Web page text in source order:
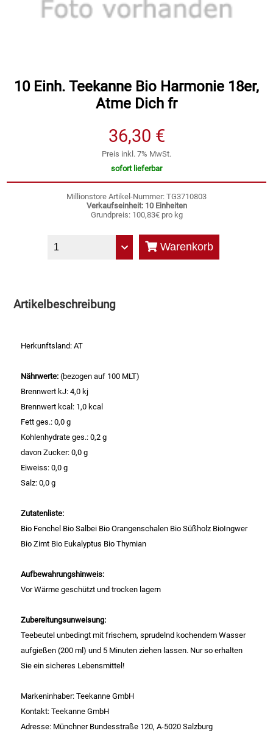
Speichermedien und Rohlinge
Zubehör
Bunte Palette
Cateringzubehör
Einwegartikel / Trinkhalme
Essig
Fruchtsaft
Frühstück / Cerealien
Frühstück / süße Aufstriche
Garnierung
Garten
Gemüsekonserven
Geschirrreiniger
Haushaltshelfer
10 Einh. Teekanne Bio Harmonie 18er,
Atme Dich fr
36,30 €
Preis inkl. 7% MwSt.
sofort lieferbar
Millionstore Artikel-Nummer: TG3710803
Verkaufseinheit: 10 Einheiten
Grundpreis: 100,83€ pro kg
Warenkorb
Artikelbeschreibung
Herkunftsland: AT
Nährwerte:(bezogen auf 100 MLT)
Brennwert kJ: 4,0 kj
Brennwert kcal: 1,0 kcal
Fett ges.: 0,0 g
Kohlenhydrate ges.: 0,2 g
davon Zucker: 0,0 g
Eiweiss: 0,0 g
Salz: 0,0 g
Zutatenliste:
Bio Fenchel Bio Salbei Bio Orangenschalen Bio Süßholz BioIngwer
Bio Zimt Bio Eukalyptus Bio Thymian
Aufbewahrungshinweis:
Vor Wärme geschützt und trocken lagern
Zubereitungsunweisung:
Teebeutel unbedingt mit frischem, sprudelnd kochendem Wasser
aufgießen (200 ml) und 5 Minuten ziehen lassen. Nur so erhalten
Sie ein sicheres Lebensmittel!
Markeninhaber: Teekanne GmbH
Kontakt: Teekanne GmbH
Adresse: Münchner Bundesstraße 120, A-5020 Salzburg